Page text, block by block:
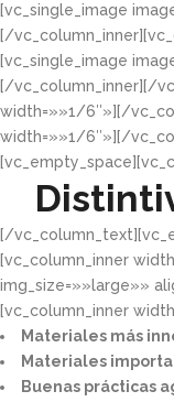
[vc_single_image
[/
[vc_single_image
[/vc_column_inner][/
width=»»1/6″»][/
width=»»1/6″»][/
[/
[vc_column_inner
img_size=»»large»»
[vc_column_inner
Materiales más
Materiales
Buenas prácticas